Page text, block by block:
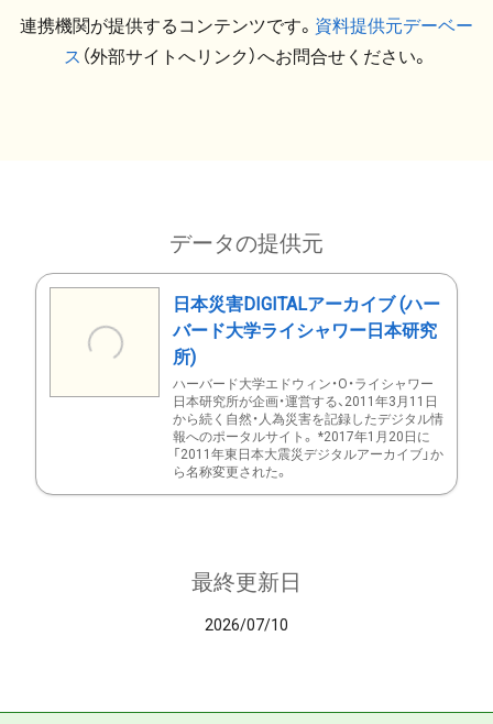
連携機関が提供するコンテンツです。 資料提供元デーベー
ス （外部サイトへリンク）へお問合せください。
データの提供元
日本災害DIGITALアーカイブ (ハー
バード大学ライシャワー日本研究
所)
ハーバード大学エドウィン・O・ライシャワー
日本研究所が企画・運営する、2011年3月11日
から続く自然・人為災害を記録したデジタル情
報へのポータルサイト。 *2017年1月20日に
「2011年東日本大震災デジタルアーカイブ」か
ら名称変更された。
最終更新日
2026/07/10